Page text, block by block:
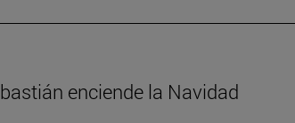
enciende la Navidad